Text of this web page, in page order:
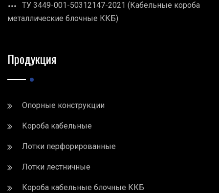
ТУ 3449-001-50312147-2021 (Кабельные короба
металлические блочные ККБ)
Продукция
Опорные конструкции
Короба кабельные
Лотки перфорированные
Лотки лестничные
Короба кабельные блочные ККБ